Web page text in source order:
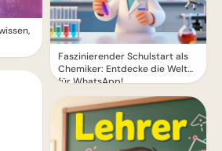
Faszinierender Schulstart als
Chemiker: Entdecke die Welt
für WhatsApp!